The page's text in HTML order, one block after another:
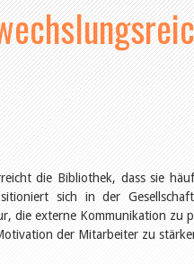
die Bibliothek, dass sie
sich in der
die externe Kommunikation zu
der Mitarbeiter zu